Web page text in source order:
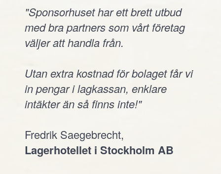
"Sponsorhuset har ett brett utbud
med bra partners som vårt företag
väljer att handla från.
Utan extra kostnad för bolaget får vi
in pengar i lagkassan, enklare
intäkter än så finns inte!"
Fredrik Saegebrecht,
Lagerhotellet i Stockholm AB